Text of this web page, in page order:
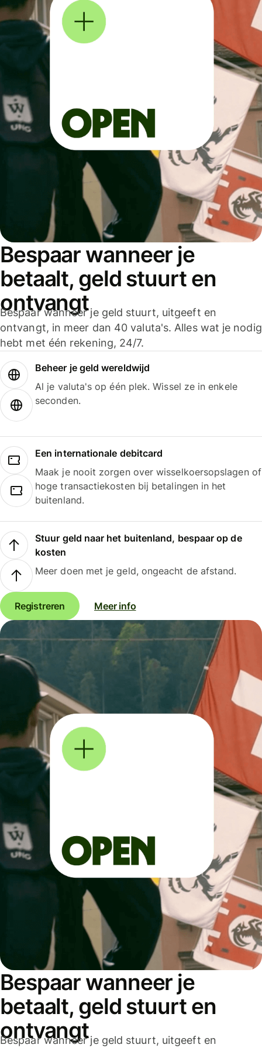
Bespaar wanneer je
betaalt, geld stuurt en
ontvangt
Bespaar wanneer je geld stuurt, uitgeeft en
ontvangt, in meer dan 40 valuta's. Alles wat je nodig
hebt met één rekening, 24/7.
Beheer je geld wereldwijd
Al je valuta's op één plek. Wissel ze in enkele
seconden.
Een internationale debitcard
Maak je nooit zorgen over wisselkoersopslagen of
hoge transactiekosten bij betalingen in het
buitenland.
Stuur geld naar het buitenland, bespaar op de
kosten
Meer doen met je geld, ongeacht de afstand.
Registreren Meer info
Bespaar wanneer je
betaalt, geld stuurt en
ontvangt
Bespaar wanneer je geld stuurt, uitgeeft en